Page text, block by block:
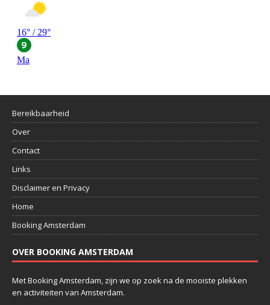
Bereikbaarheid
Over
Contact
Links
Disclaimer en Privacy
Home
Booking Amsterdam
OVER BOOKING AMSTERDAM
Met Booking Amsterdam, zijn we op zoek na de mooiste plekken
en activiteiten van Amsterdam.